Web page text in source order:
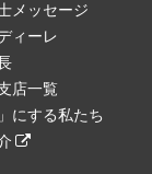
メッセージ
ィーレ
店一覧
にする私たち